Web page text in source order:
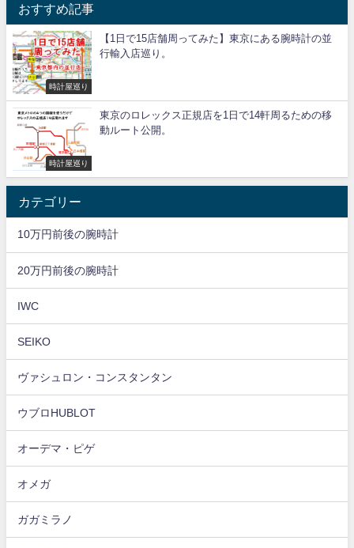
おすすめ記事
時計屋巡り
【1日で15店舗周ってみた】東京にある腕時計の並
行輸入店巡り。
時計屋巡り
東京のロレックス正規店を1日で14軒周るための移
動ルート公開。
カテゴリー
10万円前後の腕時計
20万円前後の腕時計
IWC
SEIKO
ヴァシュロン・コンスタンタン
ウブロHUBLOT
オーデマ・ピゲ
オメガ
ガガミラノ